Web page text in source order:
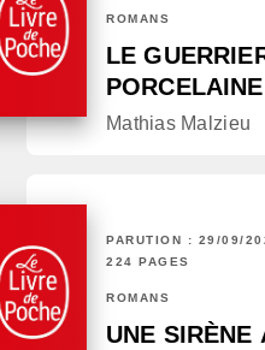
ROMANS
LE
PORCELAINE
Mathias Malzieu
PARUTION : 29/09/
224 PAGES
ROMANS
UNE SIRÈNE